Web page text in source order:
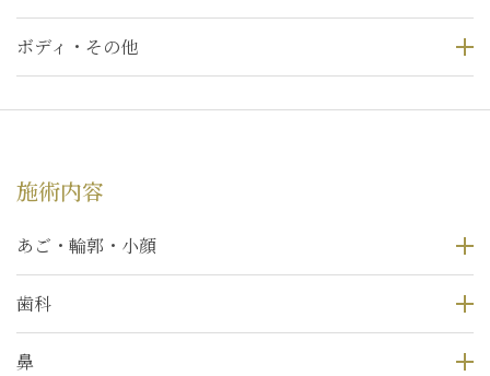
ボディ・その他
施術内容
あご・輪郭・小顔
歯科
鼻